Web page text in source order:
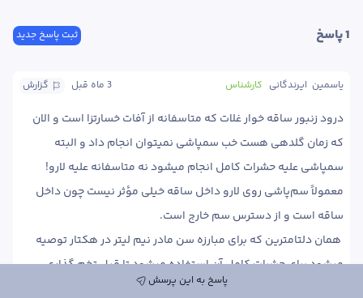
ثبت پاسخ جدید 1 پاسخ
گزارش 3 ماه قبل کارشناس یاسمین  ایرندگانی
میشود برای حشرات کامل آن استفاده میشود تا قبل تخم گذاری
پاسخ به این پرسش